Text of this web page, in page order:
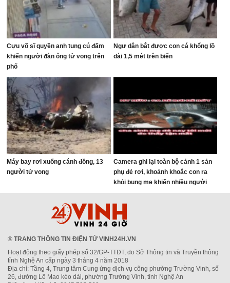
Cựu võ sĩ quyền anh tung cú đấm
khiến người đàn ông tử vong trên
phố
Ngư dân bắt được con cá khổng lồ
dài 1,5 mét trên biển
Máy bay rơi xuống cánh đồng, 13
người tử vong
Camera ghi lại toàn bộ cảnh 1 sản
phụ đẻ rơi, khoảnh khoắc con ra
khỏi bụng mẹ khiến nhiều người
thót tim
® TRANG THÔNG TIN ĐIỆN TỬ VINH24H.VN
Hoạt động theo giấy phép số 32/GP-TTĐT, do Sở Thông tin và Truyền thông
tỉnh Nghệ An cấp ngày 3 tháng 4 năm 2018
Địa chỉ: Tầng 4, Trung tâm Cung ứng dịch vụ công phường Trường Vinh, số
26, đường Lê Mao kéo dài, phường Trường Vinh, tỉnh Nghệ An